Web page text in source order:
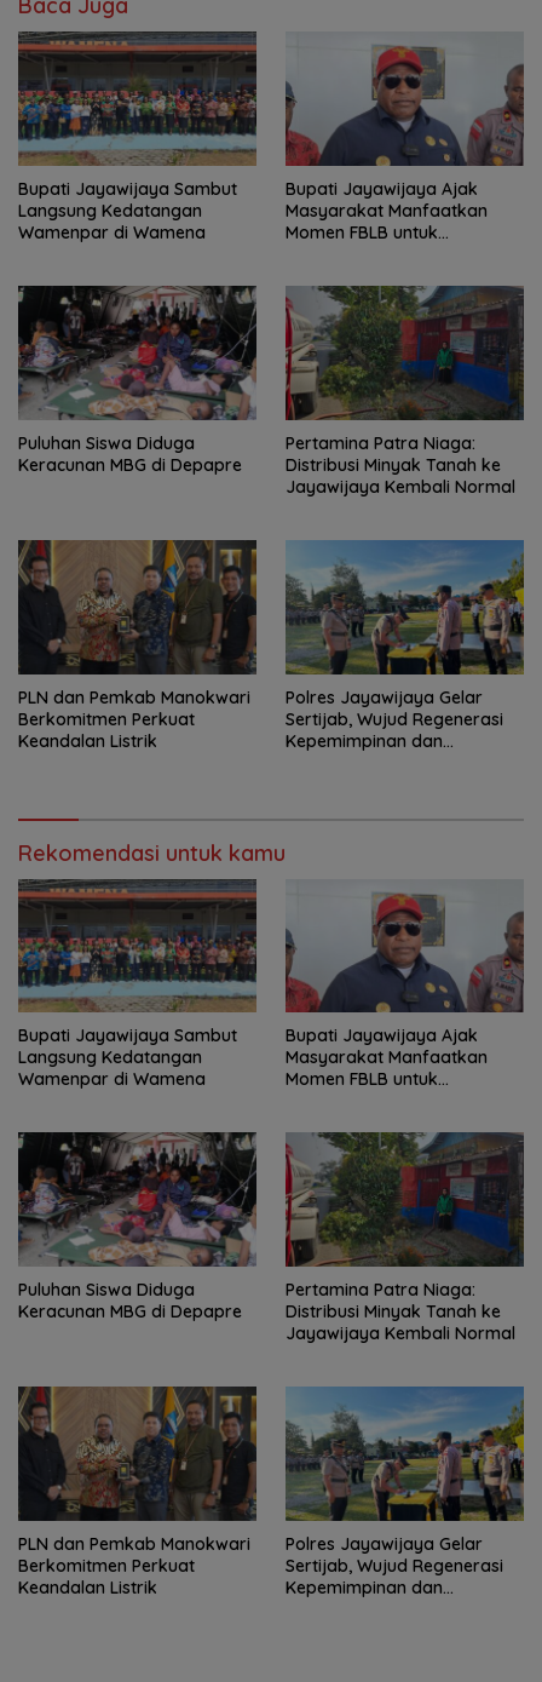
Baca Juga
Bupati Jayawijaya Sambut
Langsung Kedatangan
Wamenpar di Wamena
Bupati Jayawijaya Ajak
Masyarakat Manfaatkan
Momen FBLB untuk
Puluhan Siswa Diduga
Keracunan MBG di Depapre
Pertamina Patra Niaga:
Distribusi Minyak Tanah ke
Jayawijaya Kembali Normal
PLN dan Pemkab Manokwari
Berkomitmen Perkuat
Keandalan Listrik
Polres Jayawijaya Gelar
Sertijab, Wujud Regenerasi
Kepemimpinan dan
Rekomendasi untuk kamu
Bupati Jayawijaya Sambut
Langsung Kedatangan
Wamenpar di Wamena
Bupati Jayawijaya Ajak
Masyarakat Manfaatkan
Momen FBLB untuk
Puluhan Siswa Diduga
Keracunan MBG di Depapre
Pertamina Patra Niaga:
Distribusi Minyak Tanah ke
Jayawijaya Kembali Normal
PLN dan Pemkab Manokwari
Berkomitmen Perkuat
Keandalan Listrik
Polres Jayawijaya Gelar
Sertijab, Wujud Regenerasi
Kepemimpinan dan